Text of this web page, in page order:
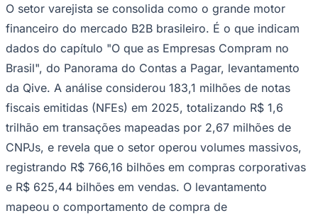
Para Sua Empresa
Anuncie no Portal
Verificar EmpresaNovo
Anunciar Vagas
Novo
Publicidade Legal
NBA
NFL
Fórmula 1
UFC
Tênis (ATP)
NHL
Atletismo
NBB
O setor varejista se consolida como o grande motor
financeiro do mercado B2B brasileiro. É o que indicam
dados do capítulo "O que as Empresas Compram no
Brasil", do Panorama do Contas a Pagar, levantamento
da Qive. A análise considerou 183,1 milhões de notas
fiscais emitidas (NFEs) em 2025, totalizando R$ 1,6
trilhão em transações mapeadas por 2,67 milhões de
CNPJs, e revela que o setor operou volumes massivos,
registrando R$ 766,16 bilhões em compras corporativas
e R$ 625,44 bilhões em vendas. O levantamento
mapeou o comportamento de compra de